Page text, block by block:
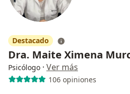
Destacado
Dra. Maite Ximena
Psicólogo · Ver más
106 opiniones